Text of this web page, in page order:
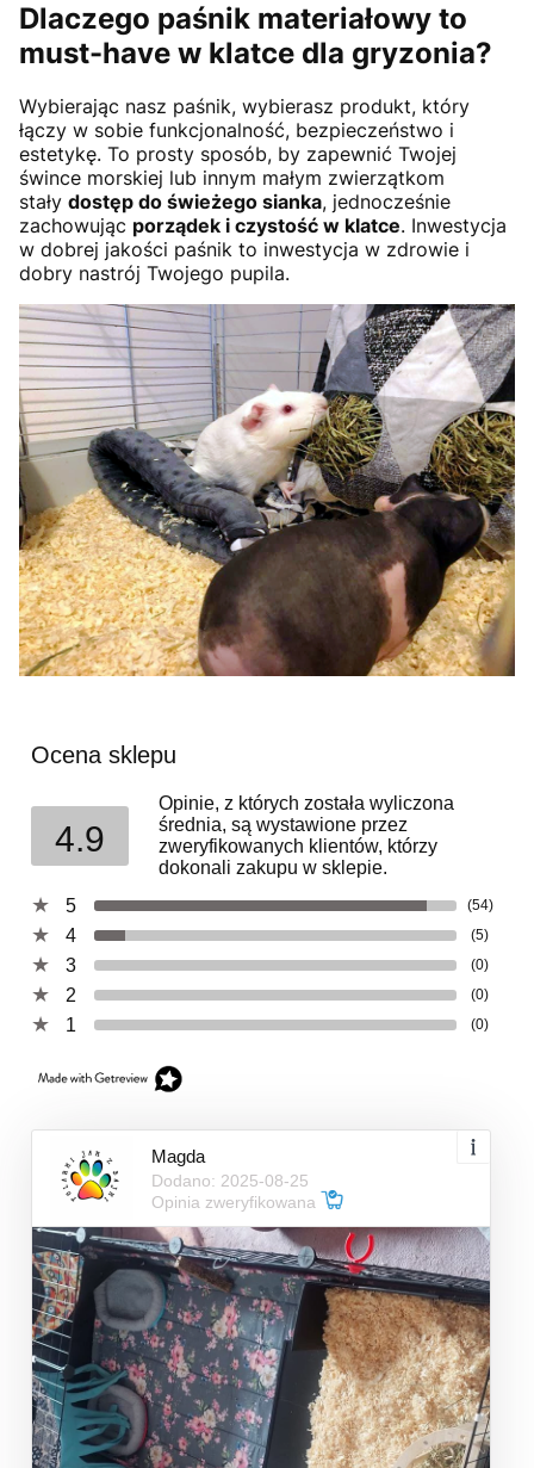
Dlaczego paśnik materiałowy to
must-have w klatce dla gryzonia?
Wybierając nasz paśnik, wybierasz produkt, który
łączy w sobie funkcjonalność, bezpieczeństwo i
estetykę. To prosty sposób, by zapewnić Twojej
śwince morskiej lub innym małym zwierzątkom
stały dostęp do świeżego sianka, jednocześnie
zachowując porządek i czystość w klatce. Inwestycja
w dobrej jakości paśnik to inwestycja w zdrowie i
dobry nastrój Twojego pupila.
Ocena sklepu
4.9
Opinie, z których została wyliczona
średnia, są wystawione przez
zweryfikowanych klientów, którzy
dokonali zakupu w sklepie.
5
(54)
4 (5)
3 (0)
2 (0)
1 (0)
Magda
Dodano: 2025-08-25
Opinia zweryfikowana